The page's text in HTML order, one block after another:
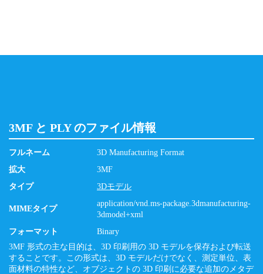
3MF と PLY のファイル情報
フルネーム
3D Manufacturing Format
拡大
3MF
タイプ
3Dモデル
MIMEタイプ
application/vnd.ms-package.3dmanufacturing-
3dmodel+xml
フォーマット
Binary
3MF 形式の主な目的は、3D 印刷用の 3D モデルを保存および転送
することです。この形式は、3D モデルだけでなく、測定単位、表
面材料の特性など、オブジェクトの 3D 印刷に必要な追加のメタデ